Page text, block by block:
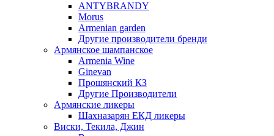
ANTYBRANDY
Morus
Armenian garden
Другие производители бренди
Армянское шампанское
Armenia Wine
Ginevan
Прошянский КЗ
Другие Производители
Армянские ликеры
Шахназарян ЕКД ликеры
Виски, Текила, Джин